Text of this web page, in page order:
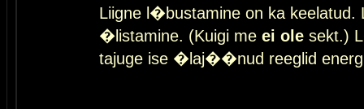
Liigne l�bustamine on ka keelatud.
�listamine. (Kuigi me ei ole sekt.)
tajuge ise �laj��nud reeglid